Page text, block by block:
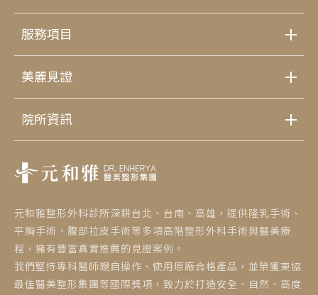
服務項目
美麗見證
院所資訊
元和雅整形外科診所深耕台北、台南、高雄，提供隆乳手術、
平胸手術、腹部拉皮手術等多項高階整形外科手術與醫美療
程，擁有豐富真實推薦的見證案例。
我們堅持專科醫師親自操作、使用原廠合格產品，並榮獲東協
最佳醫美整形集團等國際獎項，致力於打造安全、自然、高度